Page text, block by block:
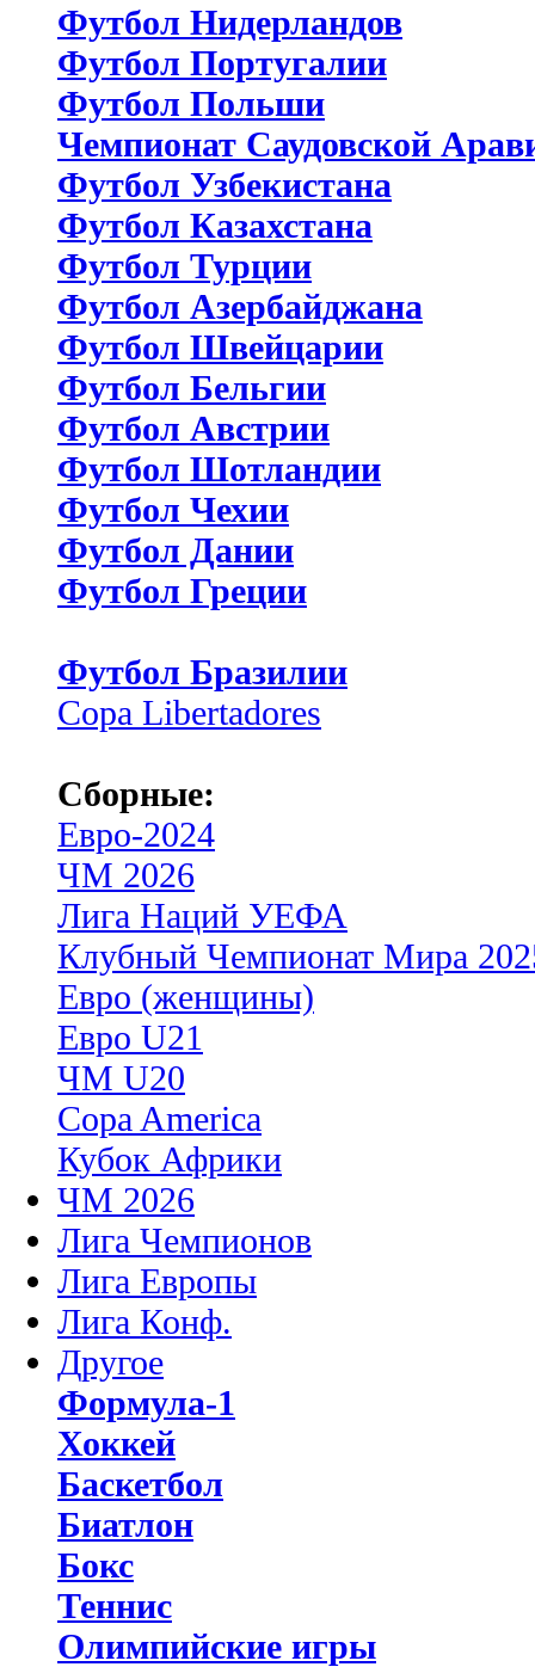
Футбол Нидерландов
Футбол Португалии
Футбол Польши
Чемпионат Саудовской
Футбол Узбекистана
Футбол Казахстана
Футбол Турции
Футбол Азербайджана
Футбол Швейцарии
Футбол Бельгии
Футбол Австрии
Футбол Шотландии
Футбол Чехии
Футбол Дании
Футбол Греции
Футбол Бразилии
Copa Libertadores
Сборные:
Евро-2024
ЧМ 2026
Лига Наций УЕФА
Клубный Чемпионат Мира
Евро (женщины)
Евро U21
ЧМ U20
Copa America
Кубок Африки
ЧМ 2026
Лига Чемпионов
Лига Европы
Лига Конф.
Другое
Формула-1
Хоккей
Баскетбол
Биатлон
Бокс
Теннис
Олимпийские игры